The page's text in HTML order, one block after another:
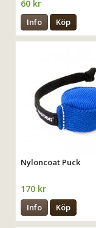
60 kr
Info Köp
Nyloncoat Puck
170 kr
Info Köp